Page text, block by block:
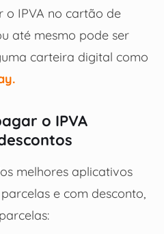
o IPVA no cartão de
até mesmo pode ser
carteira digital como
o IPVA
melhores aplicativos
e com desconto,